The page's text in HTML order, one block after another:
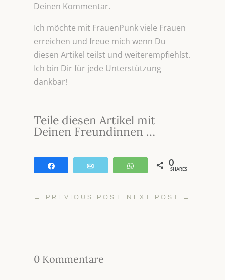
Deinen Kommentar.
Ich möchte mit FrauenPunk viele Frauen
erreichen und freue mich wenn Du
diesen Artikel teilst und weiterempfiehlst.
Ich bin Dir für jede Unterstützung
dankbar!
Teile diesen Artikel mit
Deinen Freundinnen …
WhatsApp
0
SHARES
← PREVIOUS POST NEXT POST →
0 Kommentare